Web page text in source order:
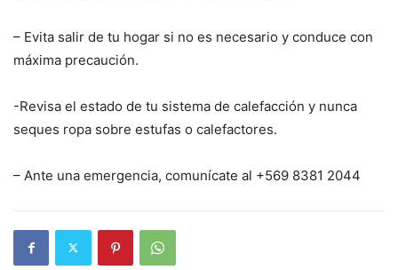
– Evita salir de tu hogar si no es necesario y conduce con
máxima precaución.
-Revisa el estado de tu sistema de calefacción y nunca
seques ropa sobre estufas o calefactores.
– Ante una emergencia, comunícate al +569 8381 2044